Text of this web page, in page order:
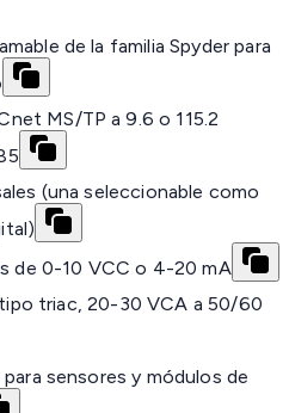
de la familia Spyder para
MS/TP a 9.6 o 115.2
(una seleccionable como
de 0-10 VCC o 4-20 mA
triac, 20-30 VCA a 50/60
sensores y módulos de